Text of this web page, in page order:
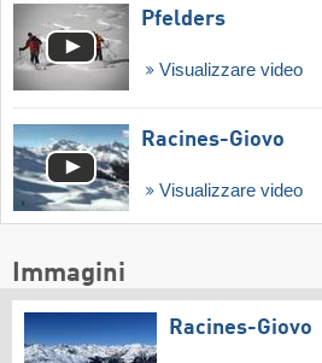
Pfelders
Visualizzare video
Racines-Giovo
Visualizzare video
Immagini
Racines-Giovo